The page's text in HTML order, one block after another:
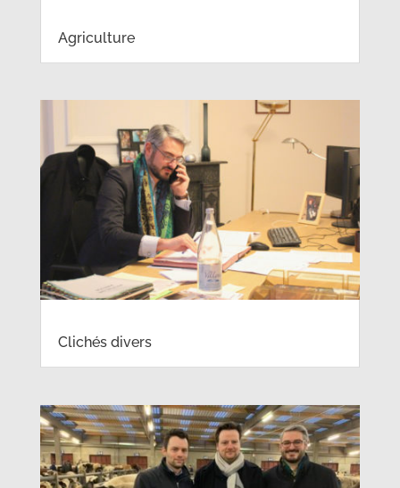
Agriculture
Clichés divers